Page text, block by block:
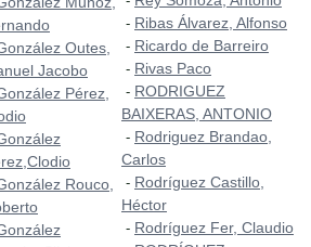
Outes,
Jacobo
Pérez,
Rouco,
- Ribas Álvarez, Alfonso
- Ricardo de Barreiro
- Rivas Paco
- RODRIGUEZ
BAIXERAS, ANTONIO
- Rodriguez Brandao,
Carlos
- Rodríguez Castillo,
Héctor
- Rodríguez Fer, Claudio